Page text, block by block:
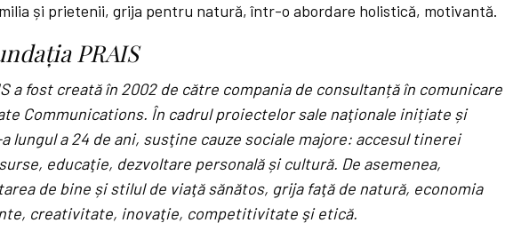
și prietenii, grija pentru natură, într-o abordare holistică, motivantă.
PRAIS
a fost creată în 2002 de către compania de consultanță în comunicare
Communications. În cadrul proiectelor sale naţionale inițiate și
lungul a 24 de ani, susţine cauze sociale majore: accesul tinerei
educaţie, dezvoltare personală și cultură. De asemenea,
de bine și stilul de viaţă sănătos, grija faţă de natură, economia
creativitate, inovaţie, competitivitate şi etică.